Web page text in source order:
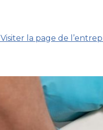
Visiter la page de